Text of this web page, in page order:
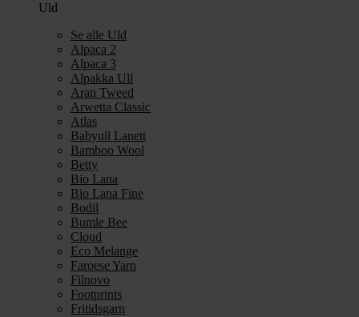
Uld
Se alle Uld
Alpaca 2
Alpaca 3
Alpakka Ull
Aran Tweed
Arwetta Classic
Atlas
Babyull Lanett
Bamboo Wool
Betty
Bio Lana
Bio Lana Fine
Bodil
Bumle Bee
Cloud
Eco Melange
Faroese Yarn
Filnovo
Footprints
Fritidsgarn